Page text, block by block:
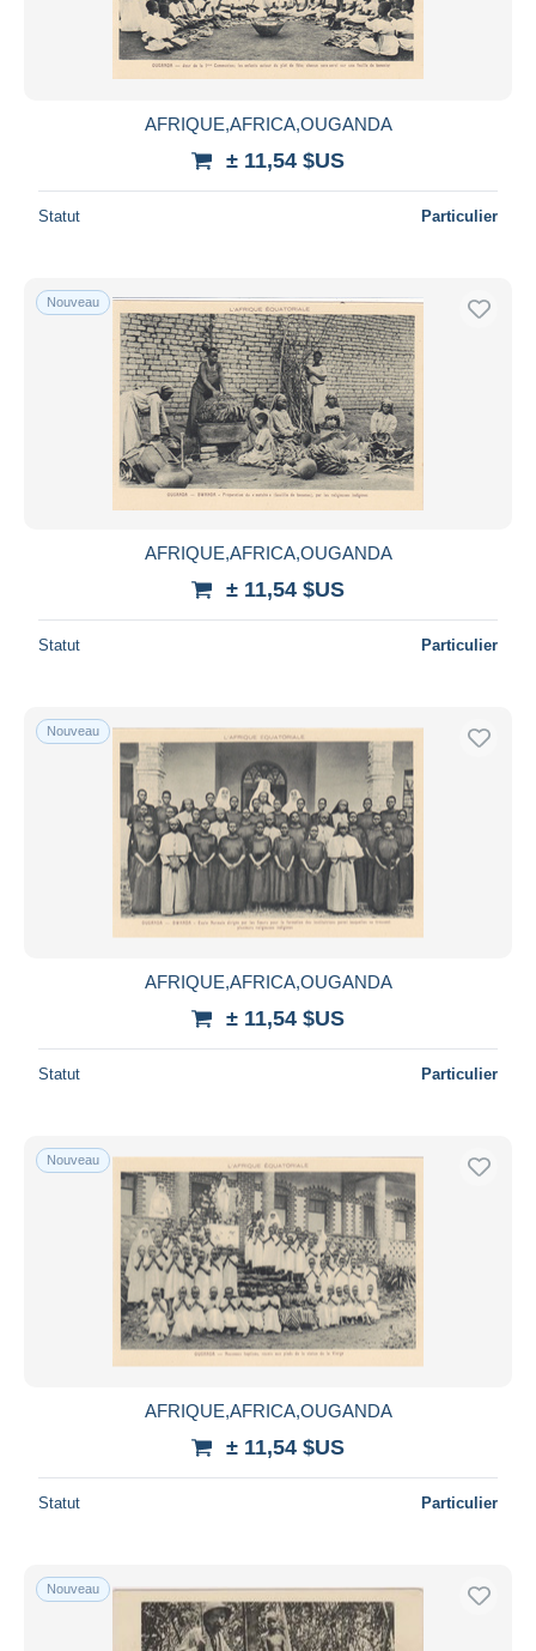
AFRIQUE,AFRICA,OUGANDA
± 11,54 $US
Statut Particulier
Nouveau
AFRIQUE,AFRICA,OUGANDA
± 11,54 $US
Statut Particulier
Nouveau
AFRIQUE,AFRICA,OUGANDA
± 11,54 $US
Statut Particulier
Nouveau
AFRIQUE,AFRICA,OUGANDA
± 11,54 $US
Statut Particulier
Nouveau